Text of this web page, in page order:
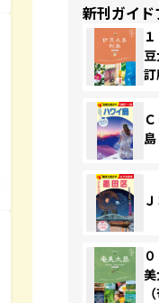
新刊ガイド
訂